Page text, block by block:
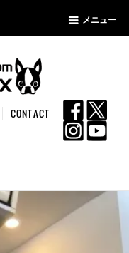
メニュー
CONTACT